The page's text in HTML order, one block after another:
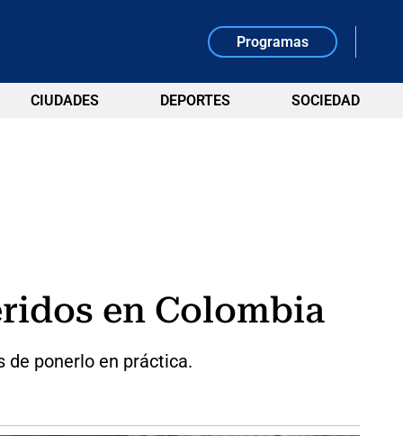
Programas
CIUDADES DEPORTES SOCIEDAD
en Colombia
de ponerlo en práctica.